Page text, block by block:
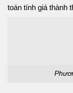
toán tính giá thành